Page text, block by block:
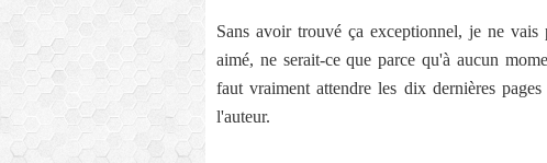
Sans avoir trouvé ça exceptionnel, je ne
aimé, ne serait-ce que parce qu'à aucun
faut vraiment attendre les dix dernières
l'auteur.